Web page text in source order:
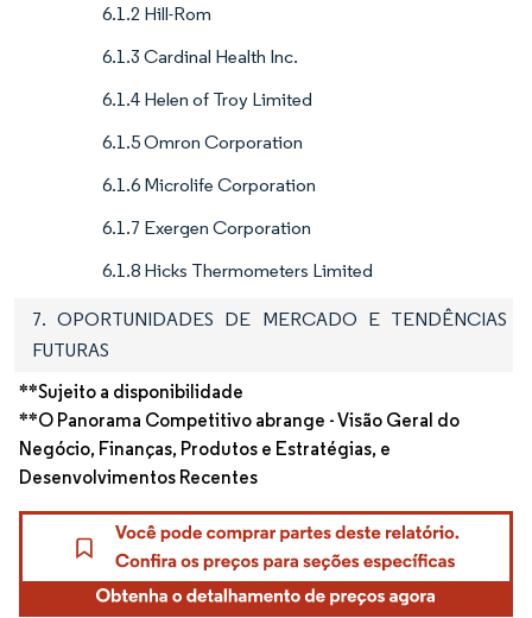
6.1.2 Hill-Rom
6.1.3 Cardinal Health Inc.
6.1.4 Helen of Troy Limited
6.1.5 Omron Corporation
6.1.6 Microlife Corporation
6.1.7 Exergen Corporation
6.1.8 Hicks Thermometers Limited
7. OPORTUNIDADES DE MERCADO E TENDÊNCIAS
FUTURAS
**Sujeito a disponibilidade
**O Panorama Competitivo abrange - Visão Geral do
Negócio, Finanças, Produtos e Estratégias, e
Desenvolvimentos Recentes